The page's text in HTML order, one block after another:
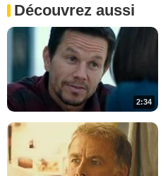
5:00
Découvrez aussi
2:34